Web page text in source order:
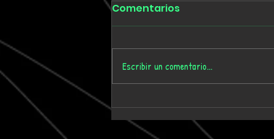
Tmygn convierte
dieciséis años de
Comentarios
Escribir un comentario...